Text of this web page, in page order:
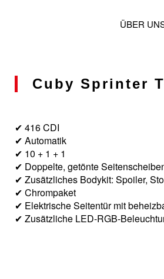
ÜBER
Cuby Sprinter
✔ 416 CDI
✔ Automatik
✔ 10 + 1 + 1
✔ Doppelte, getönte
✔ Zusätzliches Bodykit: Spoiler,
✔ Chrompaket
✔ Elektrische Seitentür mit
✔ Zusätzliche LED-RGB-